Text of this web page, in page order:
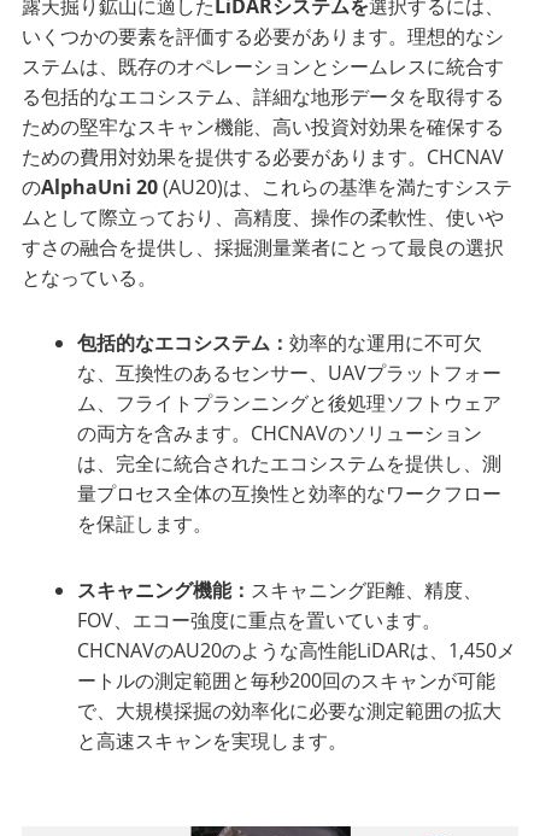
露天掘り鉱山に適した LiDARシステムを選択するには、
いくつかの要素を評価する必要があります。理想的なシ
ステムは、既存のオペレーションとシームレスに統合す
る包括的なエコシステム、詳細な地形データを取得する
ための堅牢なスキャン機能、高い投資対効果を確保する
ための費用対効果を提供する必要があります。CHCNAV
のAlphaUni 20(AU20)は、これらの基準を満たすシステ
ムとして際立っており、高精度、操作の柔軟性、使いや
すさの融合を提供し、採掘測量業者にとって最良の選択
となっている。
包括的なエコシステム：効率的な運用に不可欠
な、互換性のあるセンサー、UAVプラットフォー
ム、フライトプランニングと後処理ソフトウェア
の両方を含みます。CHCNAVのソリューション
は、完全に統合されたエコシステムを提供し、測
量プロセス全体の互換性と効率的なワークフロー
を保証します。
スキャニング機能： スキャニング距離、精度、
FOV、エコー強度に重点を置いています。
CHCNAVのAU20のような高性能LiDARは、1,450メ
ートルの測定範囲と毎秒200回のスキャンが可能
で、大規模採掘の効率化に必要な測定範囲の拡大
と高速スキャンを実現します。